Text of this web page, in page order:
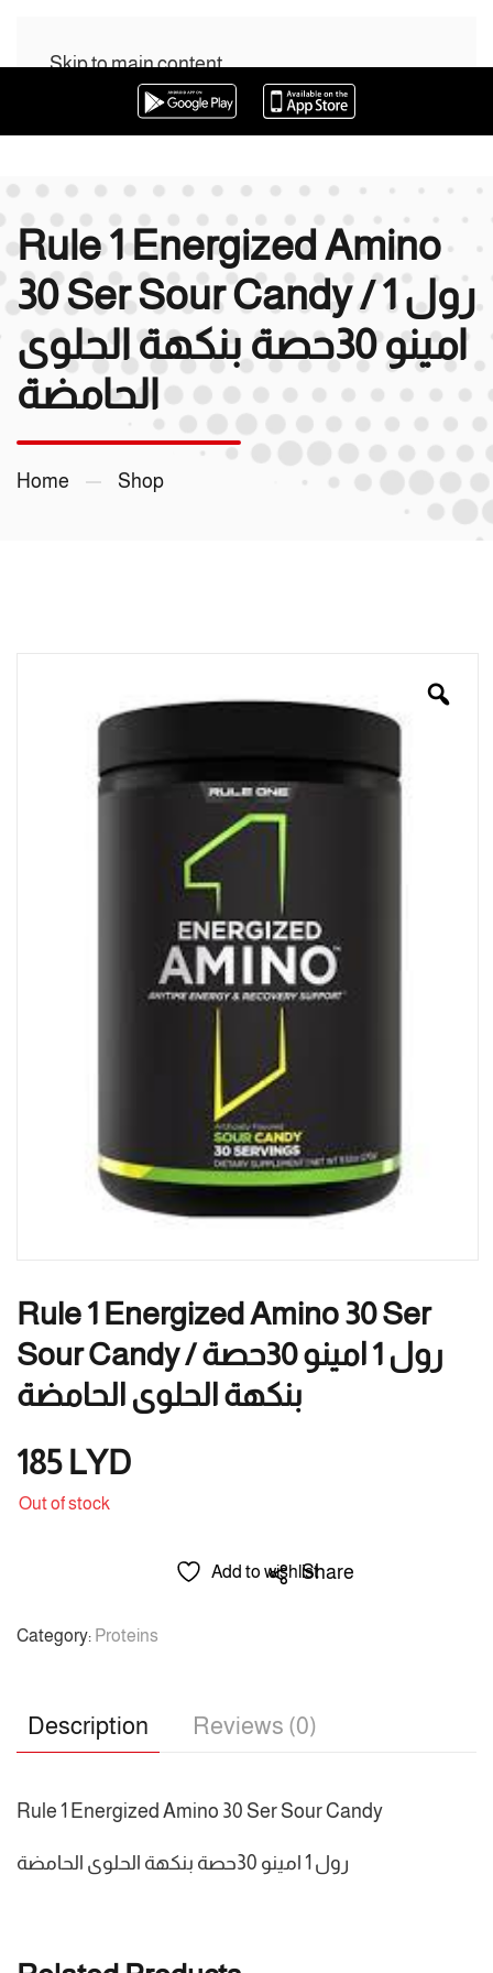
Skip to main content
Rule 1 Energized Amino
30 Ser Sour Candy / رول 1
امينو 30حصة بنكهة الحلوى
الحامضة
Home Shop
Rule 1 Energized Amino 30 Ser
Sour Candy / رول 1 امينو 30حصة
بنكهة الحلوى الحامضة
185 LYD
Out of stock
Add to wishlistShare
Category: Proteins
Description Reviews (0)
Rule 1 Energized Amino 30 Ser Sour Candy
رول 1 امينو 30حصة بنكهة الحلوى الحامضة